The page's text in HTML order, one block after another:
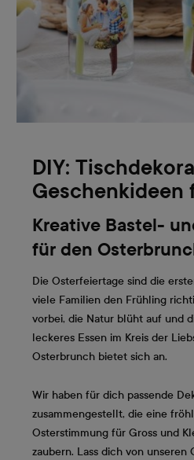
DIY:
Geschenkideen
Kreative Bastel-
für den
Die Osterfeiertage sind die
viele Familien den Frühling
vorbei, die Natur blüht auf und
leckeres Essen im Kreis der
Osterbrunch bietet sich an.
Wir haben für dich passende
zusammengestellt, die eine
Osterstimmung für Gross und
zaubern. Lass dich von unseren